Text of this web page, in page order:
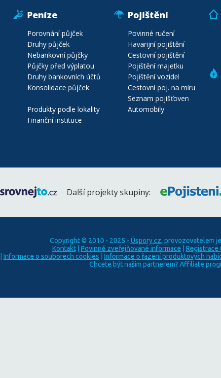
Peníze
Porovnání půjček
Druhy půjček
Nebankovní půjčky
Půjčky před výplatou
Druhy bankovních účtů
Konsolidace půjček
Produkty podle lokality
Finanční instituce
Pojištění
Povinné ručení
Havarijní pojištění
Cestovní pojištění
Pojištění majetku
Pojištění vozidel
Cestovní poj. na míru
Seznam pojišťoven
Automobily
Další projekty skupiny:
Copyright © 2010 - 2025 - Úspory.cz, provozovatelem
Kontakt| Povinně zveřejňované informace
Registrace
Informace o souborech cookies
Informace o řazení produktových
Chcete být naším partnerem? Affiliate